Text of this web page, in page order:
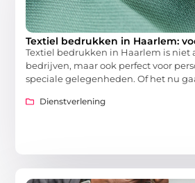
Textiel bedrukken in Haarlem:
Textiel bedrukken in Haarlem is niet
bedrijven, maar ook perfect voor
speciale gelegenheden. Of het nu
Dienstverlening